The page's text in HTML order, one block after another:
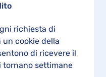
richiesta di
cookie della
di ricevere il
settimane